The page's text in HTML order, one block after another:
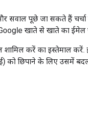
पूछे जा सकते हैं चर्चा
खाते से खाते का ईमेल
शामिल करें का इस्तेमाल
को छिपाने के लिए उसमें